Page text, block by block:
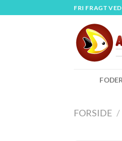
til
FRI FRAGT
FODER
FORSIDE /